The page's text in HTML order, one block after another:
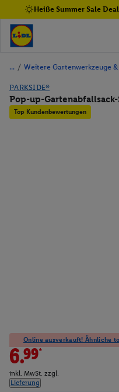
Heiße Summer Sale
/ Weitere Gartenwerkzeuge
PARKSIDE®
Pop-up-
Top Kundenbewertungen
Online ausverkauft! Ähnliche
6.99*
inkl. MwSt. zzgl.
Lieferung